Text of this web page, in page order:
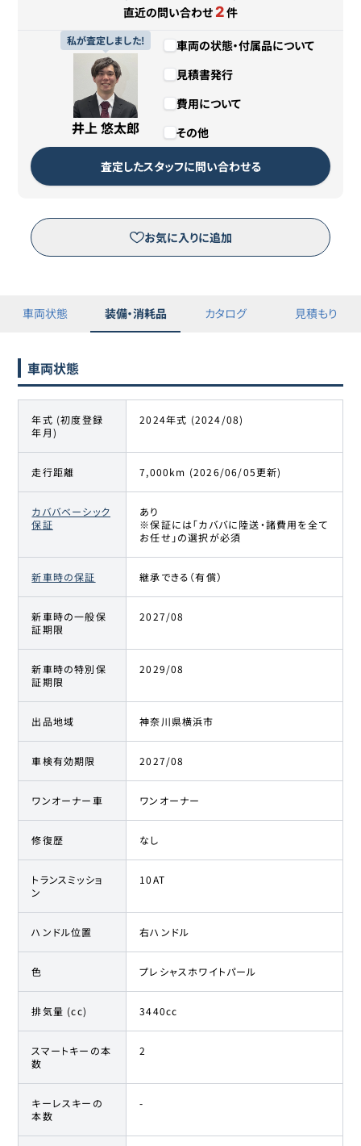
直近の問い合わせ2件
私が査定しました!
井上 悠太郎
車両の状態・付属品について
見積書発行
費用について
その他
査定したスタッフに問い合わせる
お気に入りに追加
車両状態 装備・消耗品 カタログ 見積もり
車両状態
年式 (初度登録
年月)
2024年式 (2024/08)
走行距離 7,000km (2026/06/05更新)
カババベーシック
保証
あり
※保証には「カババに陸送・諸費用を全て
お任せ」の選択が必須
新車時の保証 継承できる（有償）
新車時の一般保
証期限
2027/08
新車時の特別保
証期限
2029/08
出品地域 神奈川県横浜市
車検有効期限 2027/08
ワンオーナー車 ワンオーナー
修復歴 なし
トランスミッショ
ン
10AT
ハンドル位置 右ハンドル
色 プレシャスホワイトパール
排気量 (cc) 3440cc
スマートキーの本
数
2
キーレスキーの
本数
-